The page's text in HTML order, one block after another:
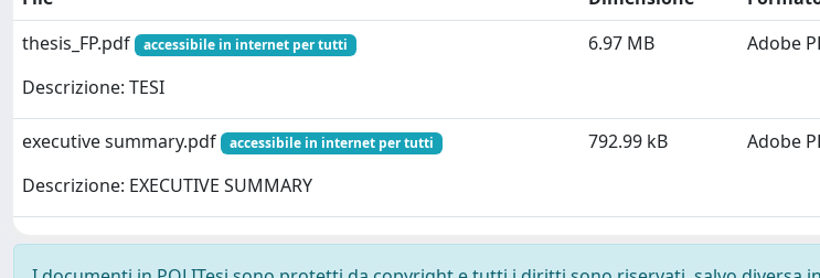
thesis_FP.pdf
accessibile in internet per tutti
Descrizione: TESI
6.97 MB Adobe
executive summary.pdf accessibile in internet per tutti
Descrizione: EXECUTIVE SUMMARY
792.99 kB Adobe